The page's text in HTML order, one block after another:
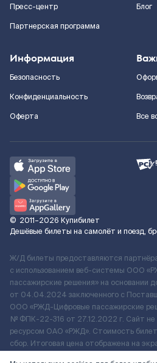
Пресс-центр
Партнерская программа
Блог
Информация
Безопасность
Конфиденциальность
Оферта
Все
© 2011–2026 Купибилет
Дешёвые билеты на самолёт и поезд,
Ж/Д билеты предоставляются
с использованием веб-системы ООО
пассажирские решения» на основании
от 04.04.2024 заключенного с
ООО «РЖД-Цифровые пассажирские
№ ФПК-22-316 от 27.12.2022 г. Сайт не
ресурсом ОАО «РЖД». Стоимость
сбор. Итоговая цена отображена на